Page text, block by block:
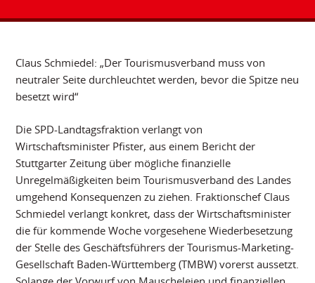
Claus Schmiedel: „Der Tourismusverband muss von
neutraler Seite durchleuchtet werden, bevor die Spitze neu
besetzt wird“
Die SPD-Landtagsfraktion verlangt von
Wirtschaftsminister Pfister, aus einem Bericht der
Stuttgarter Zeitung über mögliche finanzielle
Unregelmäßigkeiten beim Tourismusverband des Landes
umgehend Konsequenzen zu ziehen. Fraktionschef Claus
Schmiedel verlangt konkret, dass der Wirtschaftsminister
die für kommende Woche vorgesehene Wiederbesetzung
der Stelle des Geschäftsführers der Tourismus-Marketing-
Gesellschaft Baden-Württemberg (TMBW) vorerst aussetzt.